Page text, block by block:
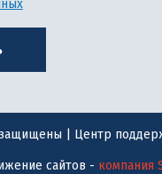
| Центр
сайтов - компания